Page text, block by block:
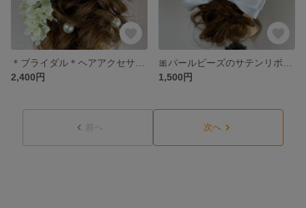
2,400円
1,500円
前へ 次へ